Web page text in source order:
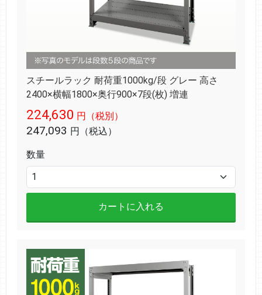
スチールラック 耐荷重1000kg/段 グレー 高さ
2400×横幅1800×奥行900×7段(枚) 増連
224,630 円（税別）
247,093 円（税込）
数量
カートに入れる